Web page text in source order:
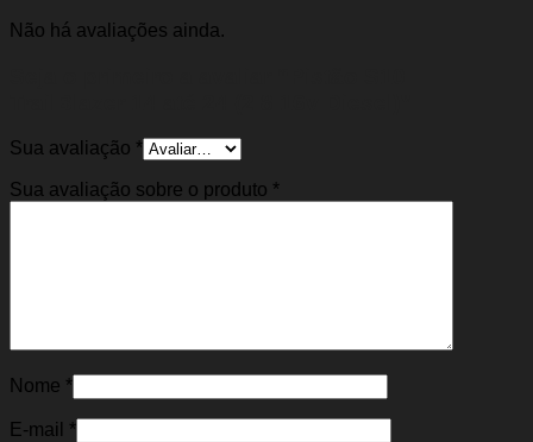
Não há avaliações ainda.
Sua avaliação *
Sua avaliação sobre o produto *
Nome *
E-mail *